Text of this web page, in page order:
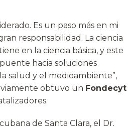
Es un paso más en mi
responsabilidad. La ciencia
en la ciencia básica, y este
hacia soluciones
salud y el medioambiente”,
obtuvo un Fondecyt
de Santa Clara, el Dr.